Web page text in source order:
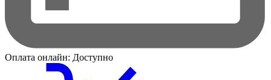
Оплата онлайн: Доступно